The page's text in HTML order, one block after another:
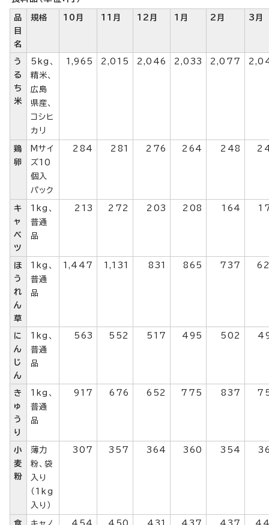
品
目
名
規格 10月 11月 12月 1月 2月 3月
う
る
ち
米
5kg、
精米、
広島
県産、
コシヒ
カリ
1,965 2,015 2,046 2,033 2,077
鶏
卵
Mサイ
ズ10
個入
パック
284 281 276 264 248
キ
ャ
ベ
ツ
1kg、
普通
品
213 272 203 208 164
ほ
う
れ
ん
草
1kg、
普通
品
1,447 1,131 831 865 737
に
ん
じ
ん
1kg、
普通
品
563 552 517 495 502
き
ゅ
う
り
1kg、
普通
品
917 676 652 775 837
小
麦
粉
薄力
粉、袋
入り
（1kg
入り）
307 357 364 360 354
食
キャノ
454 450 431 437 437